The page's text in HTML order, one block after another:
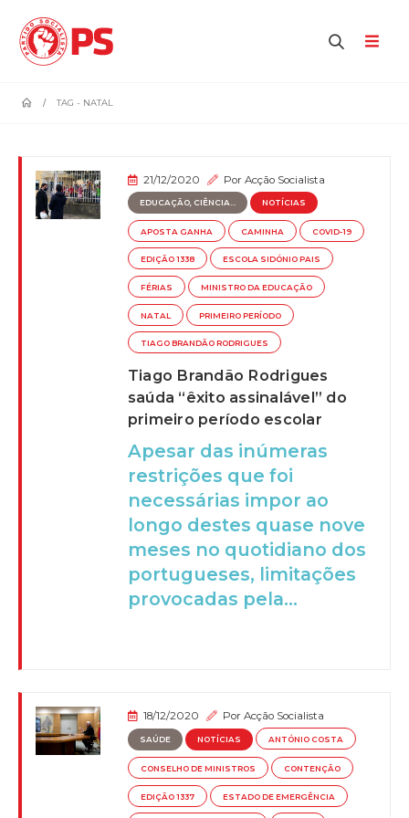
TAG - NATAL
21/12/2020 PorAcção Socialista
EDUCAÇÃO, CIÊNCIA... NOTÍCIAS
APOSTA GANHA CAMINHA COVID-19
EDIÇÃO 1338 ESCOLA SIDÓNIO PAIS
FÉRIAS MINISTRO DA EDUCAÇÃO
NATAL PRIMEIRO PERÍODO
TIAGO BRANDÃO RODRIGUES
Tiago Brandão Rodrigues
saúda “êxito assinalável” do
primeiro período escolar
Apesar das inúmeras
restrições que foi
necessárias impor ao
longo destes quase nove
meses no quotidiano dos
portugueses, limitações
provocadas pela...
18/12/2020 PorAcção Socialista
SAÚDE NOTÍCIAS ANTÓNIO COSTA
CONSELHO DE MINISTROS CONTENÇÃO
EDIÇÃO 1337 ESTADO DE EMERGÊNCIA